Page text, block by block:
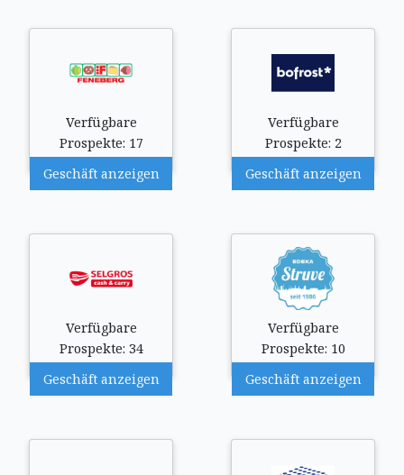
Verfügbare
Prospekte: 17
Geschäft anzeigen
Verfügbare
Prospekte: 2
Geschäft anzeigen
Verfügbare
Prospekte: 34
Geschäft anzeigen
Verfügbare
Prospekte: 10
Geschäft anzeigen